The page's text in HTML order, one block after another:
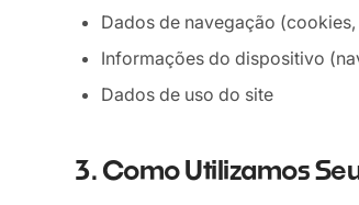
Dados de navegação
Informações do dispositivo
Dados de uso do site
3. Como Utilizamos